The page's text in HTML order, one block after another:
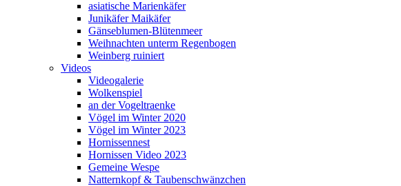
asiatische Marienkäfer
Junikäfer Maikäfer
Gänseblumen-Blütenmeer
Weihnachten unterm Regenbogen
Weinberg ruiniert
Videos
Videogalerie
Wolkenspiel
an der Vogeltraenke
Vögel im Winter 2020
Vögel im Winter 2023
Hornissennest
Hornissen Video 2023
Gemeine Wespe
Natternkopf & Taubenschwänzchen